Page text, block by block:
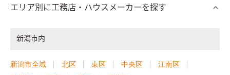
エリア別に工務店・ハウスメーカーを探す
新潟市内
新潟市全域 北区 東区 中央区
江南区